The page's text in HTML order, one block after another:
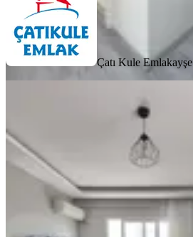
Çatı Kule Emlak
Kardeş
Eşyalı Kiralık
Sarıçam, Osmangazi
45 m²·8. Kat
17.500 ₺